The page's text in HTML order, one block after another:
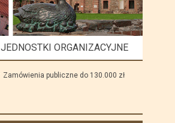
JEDNOSTKI ORGANIZACYJNE
Zamówienia publiczne do 130.000 zł